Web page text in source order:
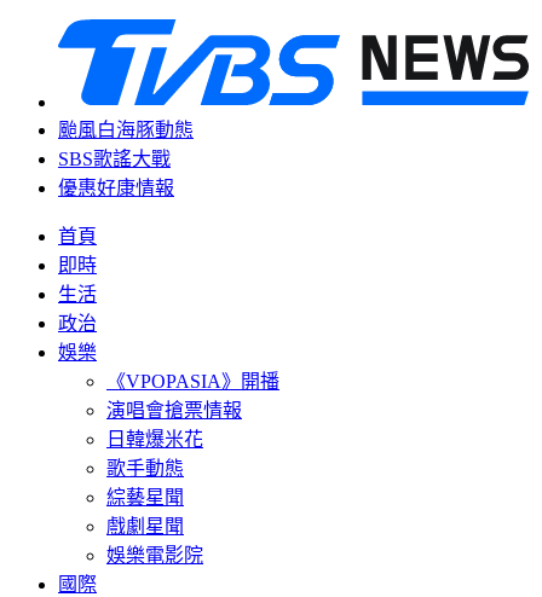
颱風白海豚動態
SBS歌謠大戰
優惠好康情報
首頁
即時
生活
政治
娛樂
《VPOPASIA》開播
演唱會搶票情報
日韓爆米花
歌手動態
綜藝星聞
戲劇星聞
娛樂電影院
國際